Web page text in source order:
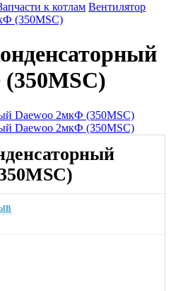
к котлам Вентилятор
(350MSC)